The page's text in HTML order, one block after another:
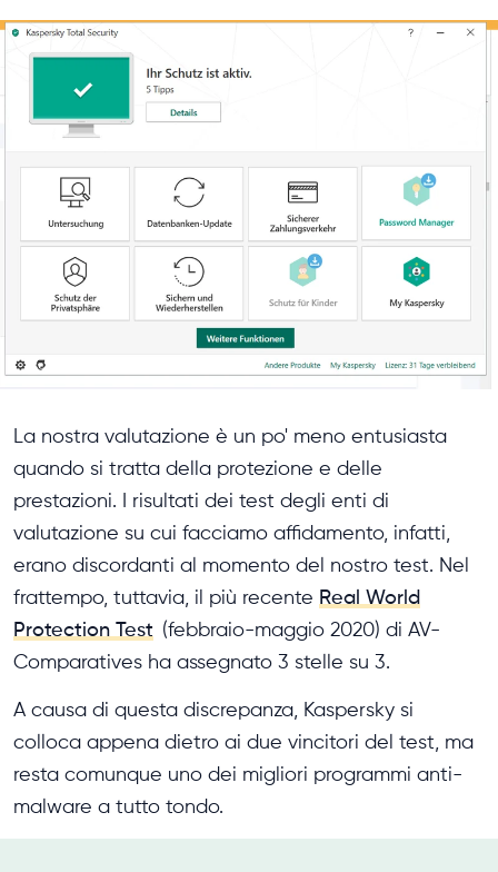
La nostra valutazione è un po' meno entusiasta
quando si tratta della protezione e delle
prestazioni. I risultati dei test degli enti di
valutazione su cui facciamo affidamento, infatti,
erano discordanti al momento del nostro test. Nel
frattempo, tuttavia, il più recente Real World
Protection Test (febbraio-maggio 2020) di AV-
Comparatives ha assegnato 3 stelle su 3.
A causa di questa discrepanza, Kaspersky si
colloca appena dietro ai due vincitori del test, ma
resta comunque uno dei migliori programmi anti-
malware a tutto tondo.